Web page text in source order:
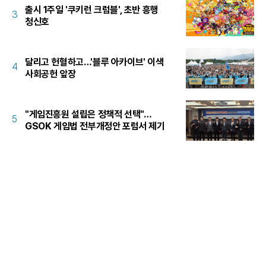
3
출시 1주일 '쿠키런 크럼블', 초반 흥행
청신호
4
달리고 헌혈하고…'블루 아카이브' 이색
사회공헌 앞장
5
"게임진흥원 설립은 정책적 선택"…
GSOK 게임법 전부개정안 포럼서 제기